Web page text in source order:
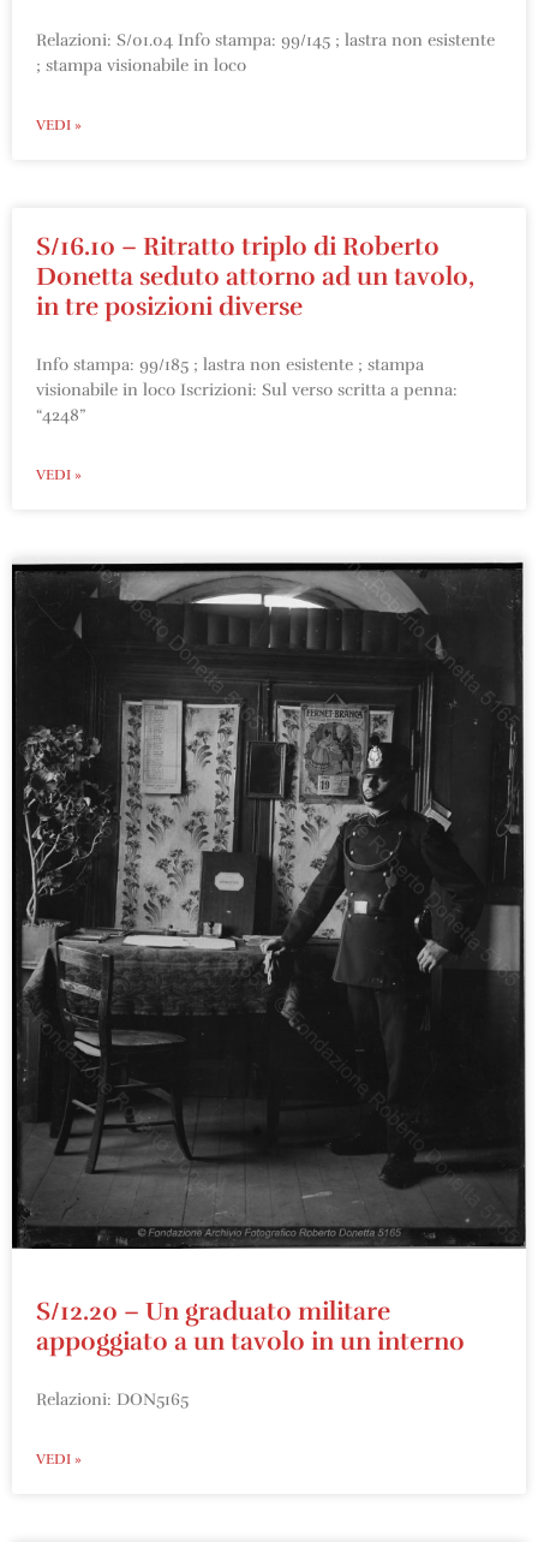
Relazioni: S/01.04 Info stampa: 99/145 ; lastra non esistente
; stampa visionabile in loco
VEDI »
S/16.10 – Ritratto triplo di Roberto
Donetta seduto attorno ad un tavolo,
in tre posizioni diverse
Info stampa: 99/185 ; lastra non esistente ; stampa
visionabile in loco Iscrizioni: Sul verso scritta a penna:
“4248”
VEDI »
S/12.20 – Un graduato militare
appoggiato a un tavolo in un interno
Relazioni: DON5165
VEDI »